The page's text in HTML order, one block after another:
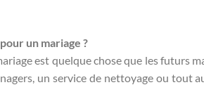
un mariage ?
est quelque chose que les futurs
un service de nettoyage ou tout